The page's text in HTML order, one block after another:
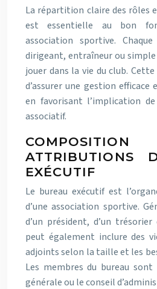
La répartition claire des rôles
est essentielle au bon
association sportive.
dirigeant, entraîneur ou
jouer dans la vie du club.
d’assurer une gestion
en favorisant l’implication
associatif.
ATTRIBUTIONS
EXÉCUTIF
Le bureau exécutif est
d’une association sportive.
d’un président, d’un
peut également inclure des
adjoints selon la taille et les
Les membres du bureau sont
générale ou le conseil